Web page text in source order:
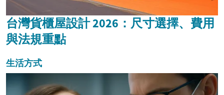
台灣貨櫃屋設計 2026：尺寸選擇、費用
與法規重點
生活方式